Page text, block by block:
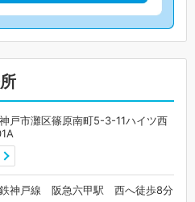
戸市灘区篠原南町5-3-11ハイツ西
神戸線 阪急六甲駅 西へ徒歩8分